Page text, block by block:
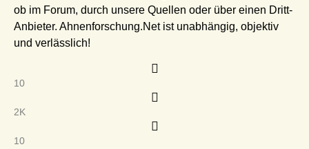
ob im Forum, durch unsere Quellen oder über einen Dritt-
Anbieter. Ahnenforschung.Net ist unabhängig, objektiv
und verlässlich!
10
2K
10